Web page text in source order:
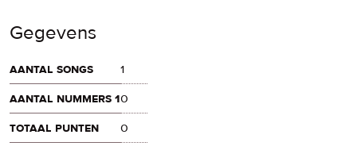
Gegevens
aantal songs
1
aantal nummers 10
totaal punten
0